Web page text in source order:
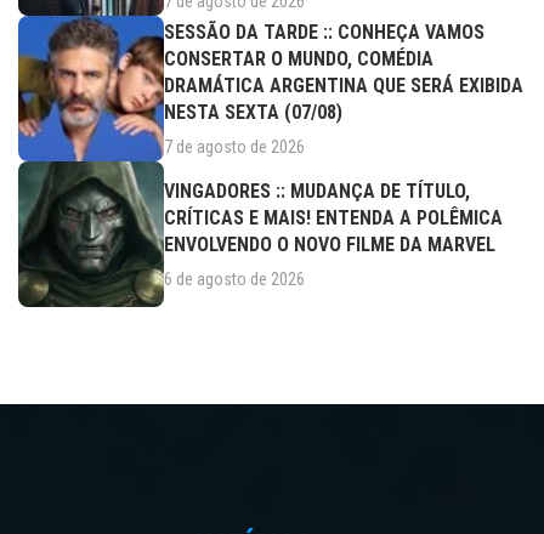
SESSÃO DA TARDE :: CONHEÇA VAMOS
CONSERTAR O MUNDO, COMÉDIA
DRAMÁTICA ARGENTINA QUE SERÁ EXIBIDA
NESTA SEXTA (07/08)
7 de agosto de 2026
VINGADORES :: MUDANÇA DE TÍTULO,
CRÍTICAS E MAIS! ENTENDA A POLÊMICA
ENVOLVENDO O NOVO FILME DA MARVEL
6 de agosto de 2026